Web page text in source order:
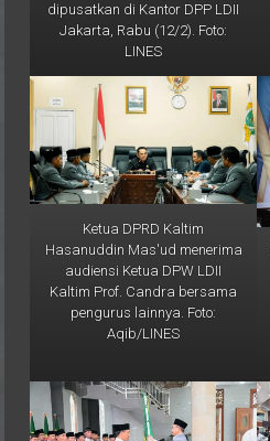
Jakarta, Rabu (12/2). Foto:
LINES
Ketua DPRD Kaltim
Hasanuddin Mas'ud menerima
audiensi Ketua DPW LDII
Kaltim Prof. Candra bersama
pengurus lainnya. Foto:
Aqib/LINES